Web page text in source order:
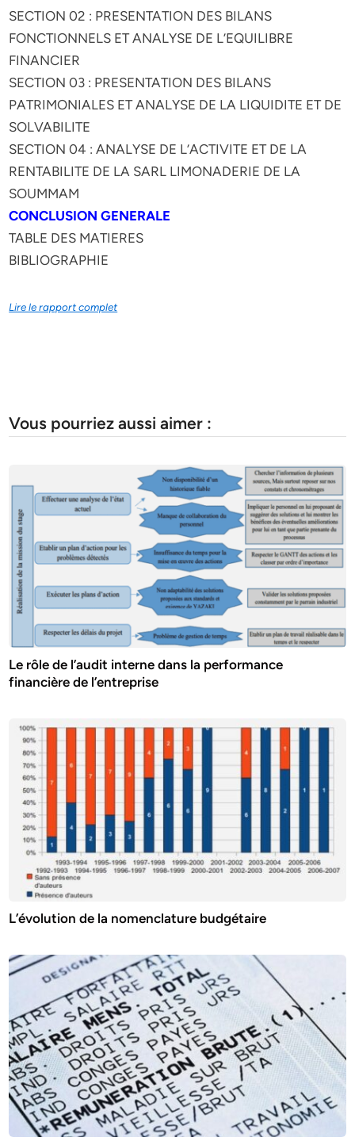
SECTION 02 : PRESENTATION DES BILANS
FONCTIONNELS ET ANALYSE DE L’EQUILIBRE
FINANCIER
SECTION 03 : PRESENTATION DES BILANS
PATRIMONIALES ET ANALYSE DE LA LIQUIDITE ET DE
SOLVABILITE
SECTION 04 : ANALYSE DE L’ACTIVITE ET DE LA
RENTABILITE DE LA SARL LIMONADERIE DE LA
SOUMMAM
CONCLUSION GENERALE
TABLE DES MATIERES
BIBLIOGRAPHIE
Lire le rapport complet
Vous pourriez aussi aimer :
Le rôle de l’audit interne dans la performance
financière de l’entreprise
L’évolution de la nomenclature budgétaire